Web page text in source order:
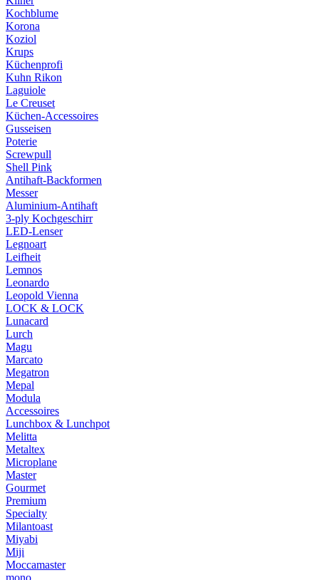
Kochblume
Korona
Koziol
Krups
Küchenprofi
Kuhn Rikon
Laguiole
Le Creuset
Küchen-Accessoires
Gusseisen
Poterie
Screwpull
Shell Pink
Antihaft-Backformen
Messer
Aluminium-Antihaft
3-ply Kochgeschirr
LED-Lenser
Legnoart
Leifheit
Lemnos
Leonardo
Leopold Vienna
LOCK & LOCK
Lunacard
Lurch
Magu
Marcato
Megatron
Mepal
Modula
Accessoires
Lunchbox & Lunchpot
Melitta
Metaltex
Microplane
Master
Gourmet
Premium
Specialty
Milantoast
Miyabi
Miji
Moccamaster
mono